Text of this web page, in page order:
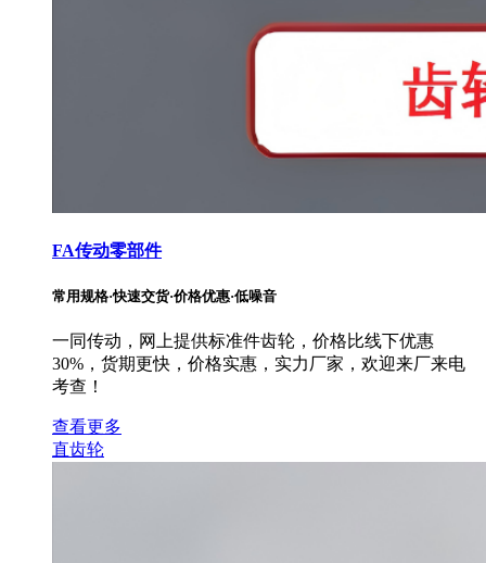
FA传动零部件
常用规格·快速交货·价格优惠·低噪音
一同传动，网上提供标准件齿轮，价格比线下优惠
30%，货期更快，价格实惠，实力厂家，欢迎来厂来电
考查！
查看更多
直齿轮